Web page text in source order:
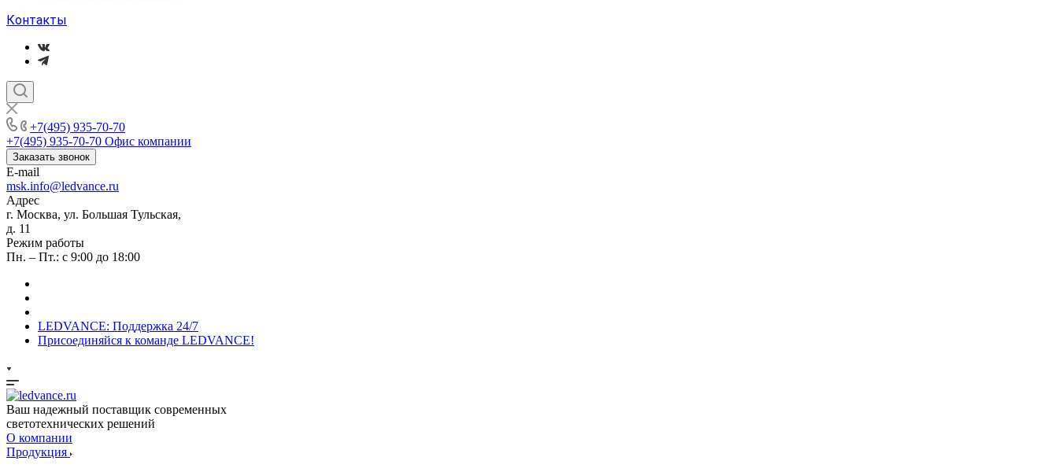
Контакты
+7(495) 935-70-70
+7(495) 935-70-70 Офис компании
Заказать звонок
E-mail
msk.info@ledvance.ru
Адрес
г. Москва, ул. Большая Тульская,
д. 11
Режим работы
Пн. – Пт.: с 9:00 до 18:00
LEDVANCE: Поддержка 24/7
Присоединяйся к команде LEDVANCE!
Ваш надежный поставщик современных
светотехнических решений
О компании
Продукция